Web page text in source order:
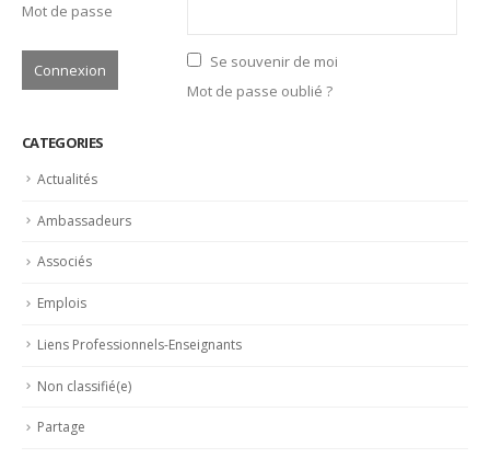
Mot de passe
Se souvenir de moi
Mot de passe oublié ?
CATEGORIES
Actualités
Ambassadeurs
Associés
Emplois
Liens Professionnels-Enseignants
Non classifié(e)
Partage